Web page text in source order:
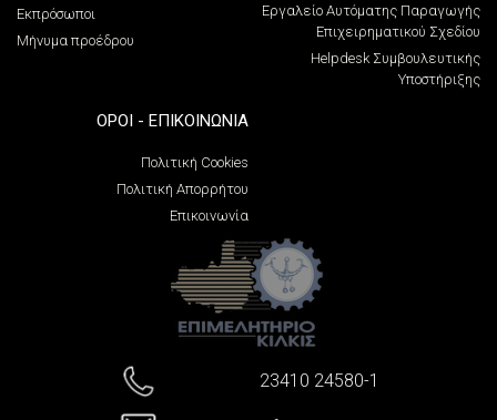
Εκπρόσωποι
Μήνυμα προέδρου
Εργαλείο Αυτόματης Παραγωγής
Επιχειρηματικού Σχεδίου
Helpdesk Συμβουλευτικής
Υποστήριξης
ΌΡΟΙ - ΕΠΙΚΟΙΝΩΝΊΑ
Πολιτική Cookies
Πολιτική Απορρήτου
Επικοινωνία
23410 24580-1